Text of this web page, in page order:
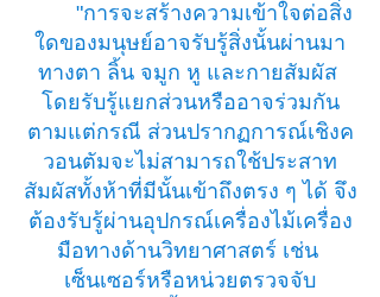
"การจะสร้างความเข้าใจต่อสิ่ง
ใดของมนุษย์อาจรับรู้สิ่งนั้นผ่านมา
ทางตา ลิ้น จมูก หู และกายสัมผัส
โดยรับรู้แยกส่วนหรืออาจร่วมกัน
ตามแต่กรณี ส่วนปรากฏการณ์เชิงค
วอนตัมจะไม่สามารถใช้ประสาท
สัมผัสทั้งห้าที่มีนั้นเข้าถึงตรง ๆ ได้ จึง
ต้องรับรู้ผ่านอุปกรณ์เครื่องไม้เครื่อง
มือทางด้านวิทยาศาสตร์ เช่น
เซ็นเซอร์หรือหน่วยตรวจจับ